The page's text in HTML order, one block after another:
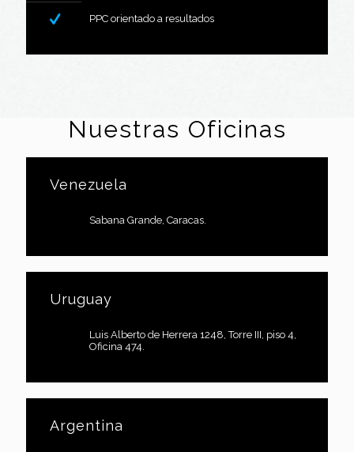
PPC orientado a resultados
Nuestras Oficinas
Venezuela
Sabana Grande, Caracas.
Uruguay
Luis Alberto de Herrera 1248, Torre III, piso 4,
Oficina 474.
Argentina